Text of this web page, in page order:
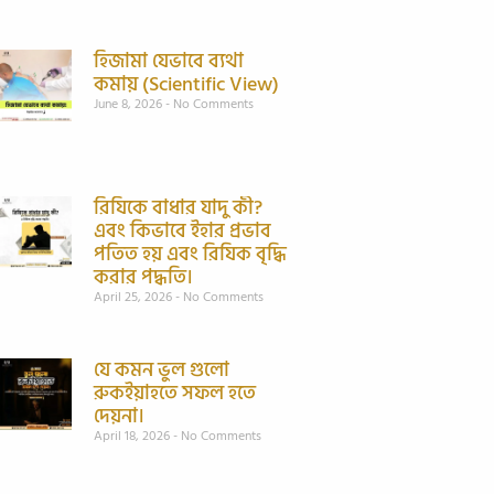
হিজামা যেভাবে ব্যথা
কমায় (Scientific View)
June 8, 2026 No Comments
রিযিকে বাধার যাদু কী?
এবং কিভাবে ইহার প্রভাব
পতিত হয় এবং রিযিক বৃদ্ধি
করার পদ্ধতি।
April 25, 2026 No Comments
যে কমন ভুল গুলো
রুকইয়াহতে সফল হতে
দেয়না।
April 18, 2026 No Comments